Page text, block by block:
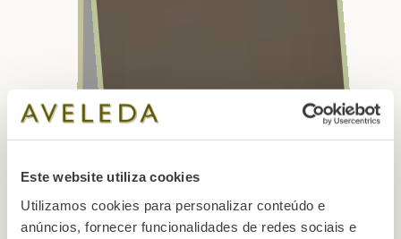
Este website utiliza cookies
Utilizamos cookies para personalizar conteúdo e
anúncios, fornecer funcionalidades de redes sociais e